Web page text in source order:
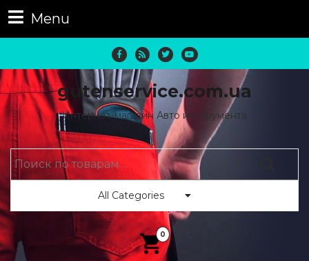
Menu
gutenservice.com.ua
Интернет-магазин Авто инструмента
All Categories
0